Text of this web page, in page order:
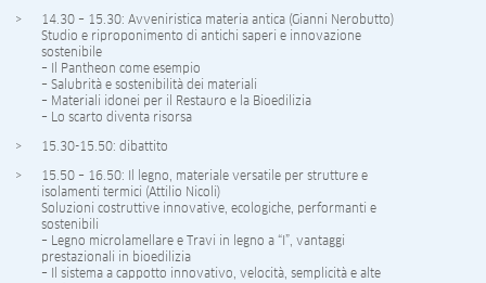
14.30 – 15.30: Avveniristica materia antica (Gianni Nerobutto)
Studio e riproponimento di antichi saperi e innovazione
sostenibile
– Il Pantheon come esempio
– Salubrità e sostenibilità dei materiali
– Materiali idonei per il Restauro e la Bioedilizia
– Lo scarto diventa risorsa
15.30-15.50: dibattito
15.50 – 16.50: Il legno, materiale versatile per strutture e
isolamenti termici (Attilio Nicoli)
Soluzioni costruttive innovative, ecologiche, performanti e
sostenibili
– Legno microlamellare e Travi in legno a “I”, vantaggi
prestazionali in bioedilizia
– Il sistema a cappotto innovativo, velocità, semplicità e alte